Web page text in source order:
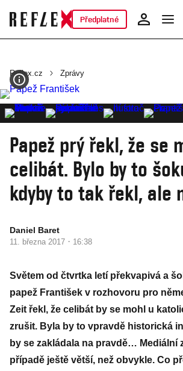
Předplatné
Reflex.cz Zprávy
Papež prý řekl, že se
celibát. Bylo by to
kdyby to tak řekl, ale
Daniel Baret
11. března 2017 · 16:38
Světem od čtvrtka letí překvapivá a
papež František v rozhovoru pro
Zeit řekl, že celibát by se mohl u
zrušit. Byla by to vpravdě historická
by se zakládala na pravdě… Mediální
případě ještě větší, než obvykle. Co